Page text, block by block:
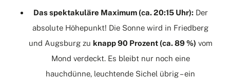
Das spektakuläre Maximum (ca. 20:15 Uhr):Der
absolute Höhepunkt! Die Sonne wird in Friedberg
und Augsburg zu knapp 90 Prozent (ca.89 %) vom
Mond verdeckt. Es bleibt nur noch eine
hauchdünne, leuchtende Sichel übrig – ein